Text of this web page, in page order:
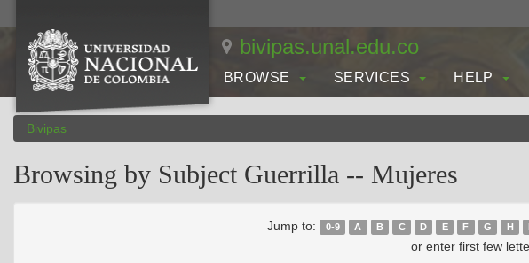
bivipas.unal.edu.co
BROWSE SERVICES HELP
Bivipas
Browsing by Subject Guerrilla -- Mujeres
Jump to: 0-9 A B C D E F G H
or enter first few